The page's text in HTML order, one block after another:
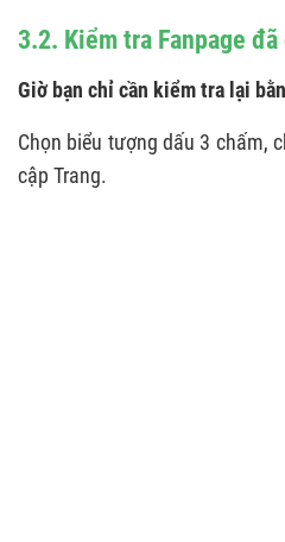
3.2. Kiểm tra Fanpage
Giờ bạn chỉ cần kiểm tra lại
Chọn biểu tượng dấu 3 chấm,
cập Trang.